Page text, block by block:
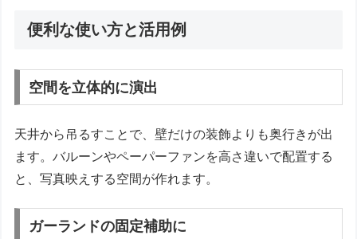
便利な使い方と活用例
空間を立体的に演出
天井から吊るすことで、壁だけの装飾よりも奥行きが出
ます。バルーンやペーパーファンを高さ違いで配置する
と、写真映えする空間が作れます。
ガーランドの固定補助に